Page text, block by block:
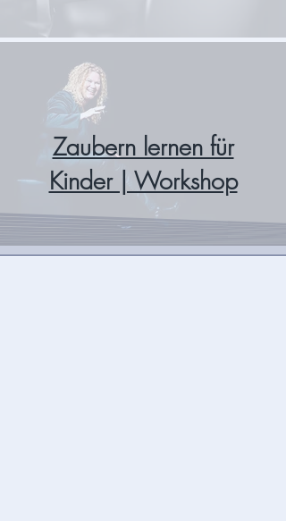
Zaubern lernen für
Kinder | Workshop